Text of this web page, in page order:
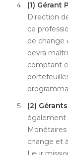
(1) Gérant
Direction
ce
de change
devra
comptant
(2)
également
change et